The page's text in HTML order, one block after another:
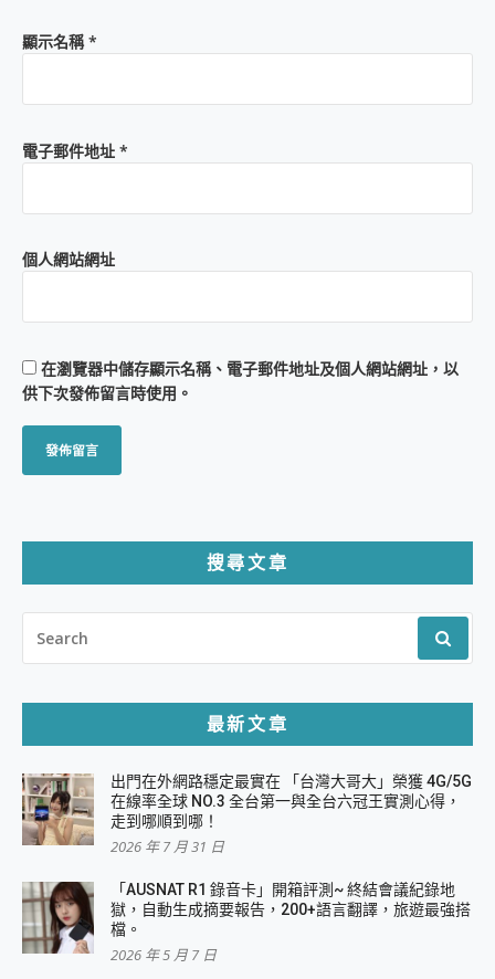
顯示名稱*
電子郵件地址 *
個人網站網址
在瀏覽器中儲存顯示名稱、電子郵件地址及個人網站網址，以
供下次發佈留言時使用。
搜尋文章
FOR:
最新文章
出門在外網路穩定最實在 「台灣大哥大」榮獲 4G/5G
在線率全球 NO.3 全台第一與全台六冠王實測心得，
走到哪順到哪！
2026 年 7 月 31 日
「AUSNAT R1 錄音卡」開箱評測~ 終結會議紀錄地
獄，自動生成摘要報告，200+語言翻譯，旅遊最強搭
檔。
2026 年 5 月 7 日